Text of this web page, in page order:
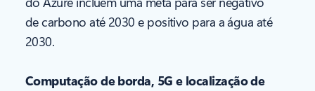
de carbono até 2030 e positivo para a água até
2030.
Computação de borda, 5G e localização de